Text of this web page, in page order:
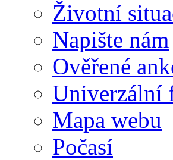
Životní
Napište nám
Ověřené
Univerzální
Mapa webu
Počasí